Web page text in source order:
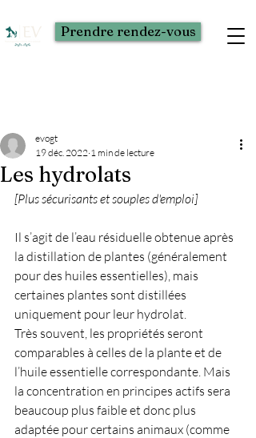
Prendre rendez-vous
Les hydrolats
evogt
19 déc. 2022 1 min de lecture
[Plus sécurisants et souples d'emploi]
Il s’agit de l’eau résiduelle obtenue après
la distillation de plantes (généralement
pour des huiles essentielles), mais
certaines plantes sont distillées
uniquement pour leur hydrolat.
Très souvent, les propriétés seront
comparables à celles de la plante et de
l’huile essentielle correspondante. Mais
la concentration en principes actifs sera
beaucoup plus faible et donc plus
adaptée pour certains animaux (comme